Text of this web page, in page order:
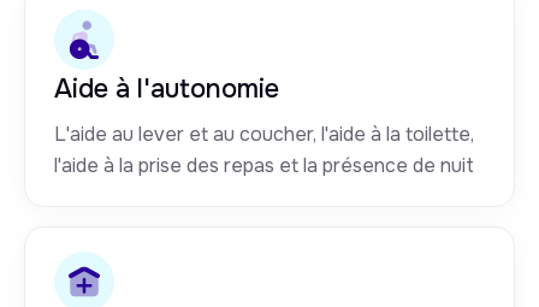
Aide à l'autonomie
L'aide au lever et au coucher, l'aide à la toilette,
l'aide à la prise des repas et la présence de nuit